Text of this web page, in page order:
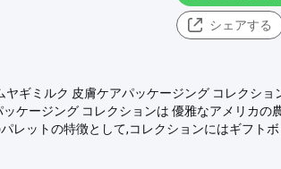
シェアする
ギミルク 皮膚ケアパッケージング コレクショ
ケージング コレクションは 優雅なアメリカの
ットの特徴として,コレクションにはギフトボ